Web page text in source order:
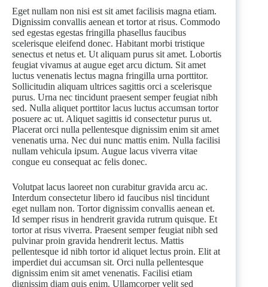
Eget nullam non nisi est sit amet facilisis magna etiam.
Dignissim convallis aenean et tortor at risus. Commodo
sed egestas egestas fringilla phasellus faucibus
scelerisque eleifend donec. Habitant morbi tristique
senectus et netus et. Ut aliquam purus sit amet. Lobortis
feugiat vivamus at augue eget arcu dictum. Sit amet
luctus venenatis lectus magna fringilla urna porttitor.
Sollicitudin aliquam ultrices sagittis orci a scelerisque
purus. Urna nec tincidunt praesent semper feugiat nibh
sed. Nulla aliquet porttitor lacus luctus accumsan tortor
posuere ac ut. Aliquet sagittis id consectetur purus ut.
Placerat orci nulla pellentesque dignissim enim sit amet
venenatis urna. Nec dui nunc mattis enim. Nulla facilisi
nullam vehicula ipsum. Augue lacus viverra vitae
congue eu consequat ac felis donec.
Volutpat lacus laoreet non curabitur gravida arcu ac.
Interdum consectetur libero id faucibus nisl tincidunt
eget nullam non. Tortor dignissim convallis aenean et.
Id semper risus in hendrerit gravida rutrum quisque. Et
tortor at risus viverra. Praesent semper feugiat nibh sed
pulvinar proin gravida hendrerit lectus. Mattis
pellentesque id nibh tortor id aliquet lectus proin. Elit at
imperdiet dui accumsan sit. Orci nulla pellentesque
dignissim enim sit amet venenatis. Facilisi etiam
dignissim diam quis enim. Ullamcorper velit sed